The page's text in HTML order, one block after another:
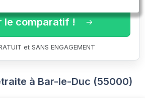
le comparatif !
et SANS ENGAGEMENT
à Bar-le-Duc (55000)